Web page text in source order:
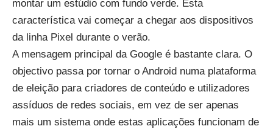
montar um estúdio com fundo verde. Esta
característica vai começar a chegar aos dispositivos
da linha Pixel durante o verão.
A mensagem principal da Google é bastante clara. O
objectivo passa por tornar o Android numa plataforma
de eleição para criadores de conteúdo e utilizadores
assíduos de redes sociais, em vez de ser apenas
mais um sistema onde estas aplicações funcionam de